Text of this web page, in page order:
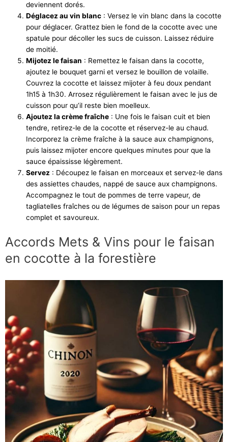
deviennent dorés.
Déglacez au vin blanc : Versez le vin blanc dans la cocotte
pour déglacer. Grattez bien le fond de la cocotte avec une
spatule pour décoller les sucs de cuisson. Laissez réduire
de moitié.
Mijotez le faisan : Remettez le faisan dans la cocotte,
ajoutez le bouquet garni et versez le bouillon de volaille.
Couvrez la cocotte et laissez mijoter à feu doux pendant
1h15 à 1h30. Arrosez régulièrement le faisan avec le jus de
cuisson pour qu’il reste bien moelleux.
Ajoutez la crème fraîche : Une fois le faisan cuit et bien
tendre, retirez-le de la cocotte et réservez-le au chaud.
Incorporez la crème fraîche à la sauce aux champignons,
puis laissez mijoter encore quelques minutes pour que la
sauce épaississe légèrement.
Servez : Découpez le faisan en morceaux et servez-le dans
des assiettes chaudes, nappé de sauce aux champignons.
Accompagnez le tout de pommes de terre vapeur, de
tagliatelles fraîches ou de légumes de saison pour un repas
complet et savoureux.
Accords Mets & Vins pour le faisan
en cocotte à la forestière